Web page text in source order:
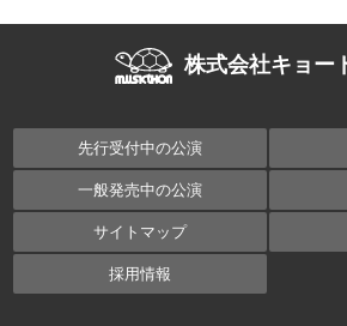
株式会社キョー
先行受付中の公演
一般発売中の公演
サイトマップ
採用情報